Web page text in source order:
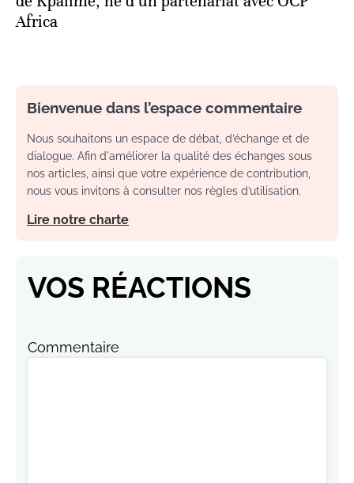
Africa
Bienvenue dans l’espace commentaire
Nous souhaitons un espace de débat, d’échange et de
dialogue. Afin d'améliorer la qualité des échanges sous
nos articles, ainsi que votre expérience de contribution,
nous vous invitons à consulter nos règles d’utilisation.
Lire notre charte
VOS RÉACTIONS
Commentaire